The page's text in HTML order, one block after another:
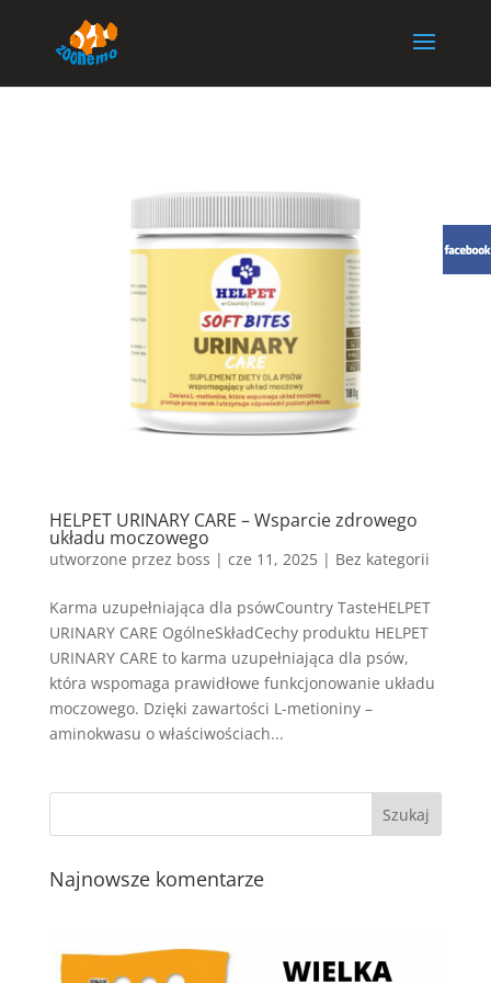
HELPET URINARY CARE – Wsparcie zdrowego
układu moczowego
utworzone przez boss | cze 11, 2025| Bez kategorii
Karma uzupełniająca dla psówCountry TasteHELPET
URINARY CARE OgólneSkładCechy produktu HELPET
URINARY CARE to karma uzupełniająca dla psów,
która wspomaga prawidłowe funkcjonowanie układu
moczowego. Dzięki zawartości L-metioniny –
aminokwasu o właściwościach...
Najnowsze komentarze